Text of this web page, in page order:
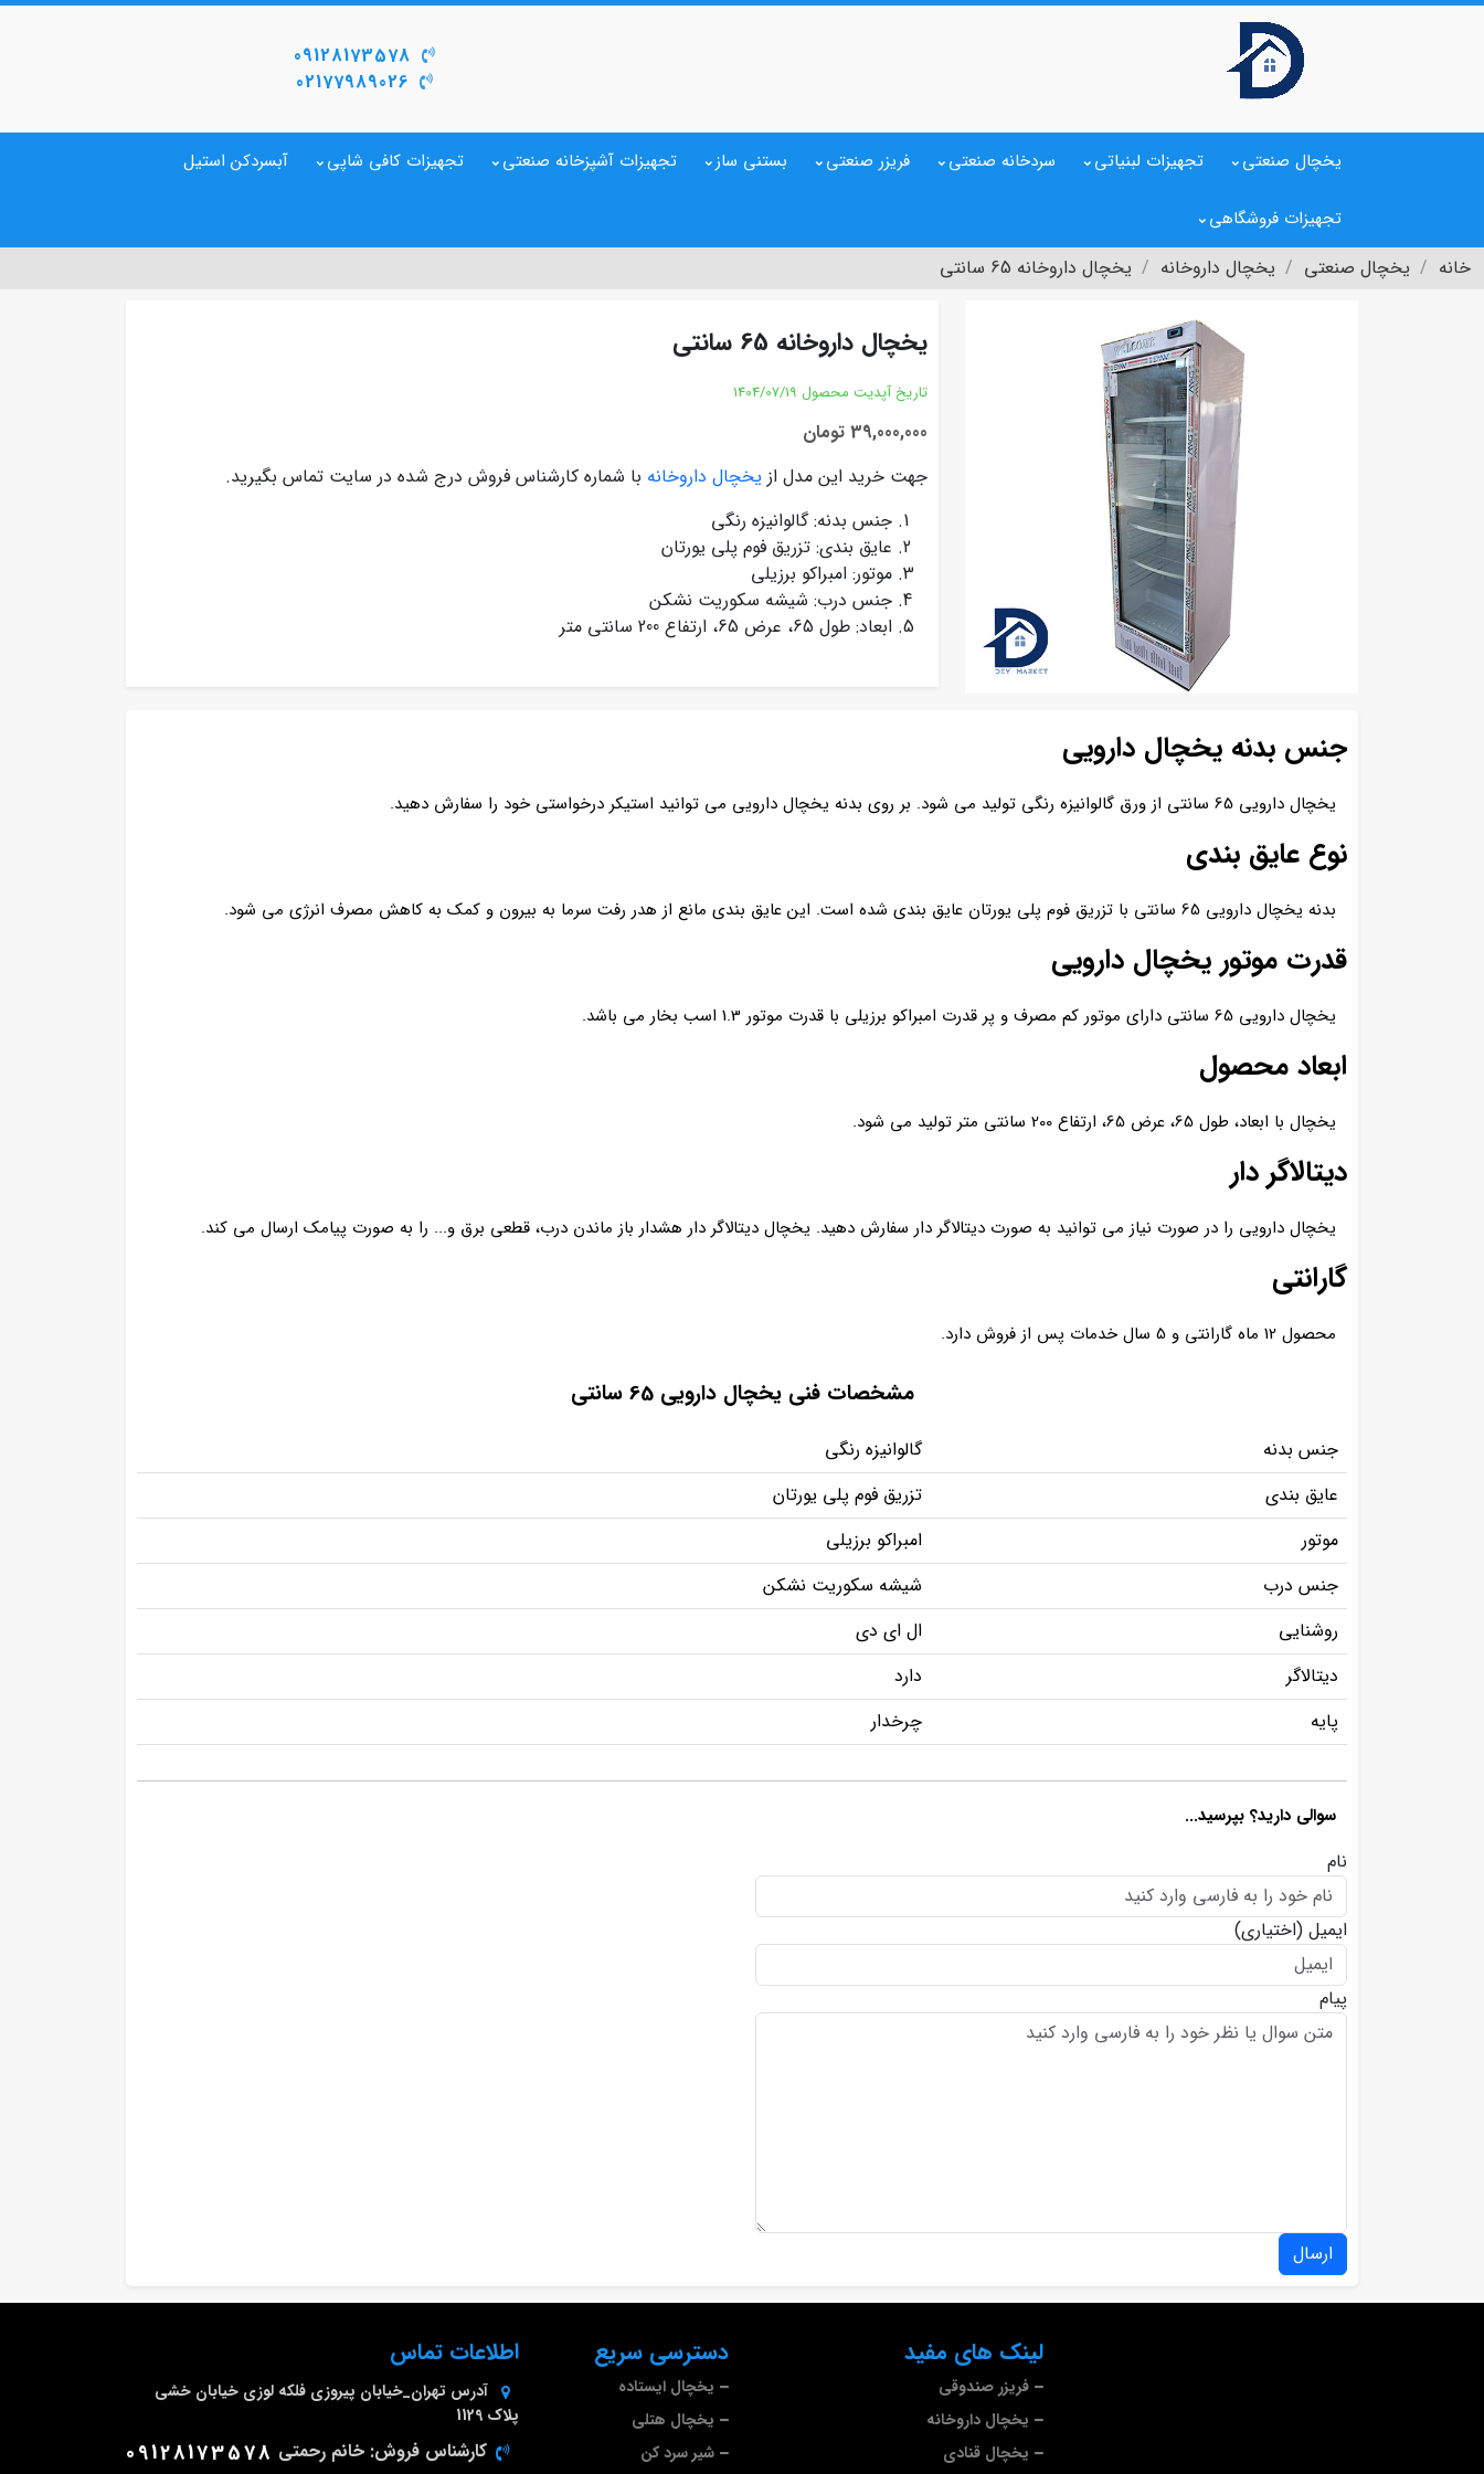
09128173578
02177989026
یخچال صنعتی تجهیزات لبنیاتی سردخانه صنعتی فریزر صنعتی بستنی ساز تجهیزات آشپزخانه صنعتی تجهیزات کافی شاپی آبسردکن استیل
تجهیزات فروشگاهی
خانه یخچال صنعتی یخچال داروخانه یخچال داروخانه 65 سانتی
یخچال داروخانه 65 سانتی
تاریخ آپدیت محصول 1404/07/19
39,000,000 تومان
جهت خرید این مدل از یخچال داروخانه با شماره کارشناس فروش درج شده در سایت تماس بگیرید.
جنس بدنه: گالوانیزه رنگی
عایق بندی: تزریق فوم پلی یورتان
موتور: امبراکو برزیلی
جنس درب: شیشه سکوریت نشکن
ابعاد: طول 65، عرض 65، ارتفاع 200 سانتی متر
جنس بدنه یخچال دارویی
یخچال دارویی 65 سانتی از ورق گالوانیزه رنگی تولید می شود. بر روی بدنه یخچال دارویی می توانید استیکر درخواستی خود را سفارش دهید.
نوع عایق بندی
بدنه یخچال دارویی 65 سانتی با تزریق فوم پلی یورتان عایق بندی شده است. این عایق بندی مانع از هدر رفت سرما به بیرون و کمک به کاهش مصرف انرژی می شود.
قدرت موتور یخچال دارویی
یخچال دارویی 65 سانتی دارای موتور کم مصرف و پر قدرت امبراکو برزیلی با قدرت موتور 1.3 اسب بخار می باشد.
ابعاد محصول
یخچال با ابعاد، طول 65، عرض 65، ارتفاع 200 سانتی متر تولید می شود.
دیتالاگر دار
یخچال دارویی را در صورت نیاز می توانید به صورت دیتالاگر دار سفارش دهید. یخچال دیتالاگر دار هشدار باز ماندن درب، قطعی برق و... را به صورت پیامک ارسال می کند.
گارانتی
محصول 12 ماه گارانتی و 5 سال خدمات پس از فروش دارد.
مشخصات فنی یخچال دارویی 65 سانتی
جنس بدنه
گالوانیزه رنگی
عایق بندی
تزریق فوم پلی یورتان
موتور
امبراکو برزیلی
جنس درب
شیشه سکوریت نشکن
روشنایی
ال ای دی
دیتالاگر
دارد
پایه
چرخدار
سوالی دارید؟ بپرسید...
نام
ایمیل (اختیاری)
پیام
ارسال
لینک های مفید
فریزر صندوقی
یخچال داروخانه
یخچال قنادی
دسترسی سریع
یخچال ایستاده
یخچال هتلی
شیر سرد کن
اطلاعات تماس
آدرس تهران_خیابان پیروزی فلکه لوزی خیابان خشی
پلاک 1129
کارشناس فروش: خانم رحمتی 09128173578